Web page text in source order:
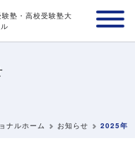
塾・高校受験塾大
ナルホーム お知らせ 2025年